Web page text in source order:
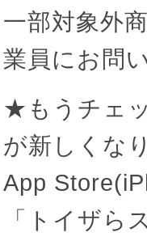
一部対象外
業員にお問
★もうチェ
が新しくな
App
「トイザら